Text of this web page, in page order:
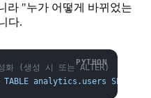
라 "누가 어떻게 바뀌었는
다.
화 (생성 시 또는 ALTER)
TABLE analytics.users SET